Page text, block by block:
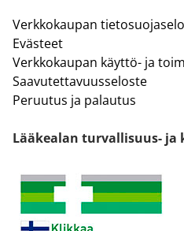
Verkkokaupan
Evästeet
Verkkokaupan käyttö- ja
Saavutettavuusseloste
Peruutus ja palautus
Lääkealan turvallisuus- ja